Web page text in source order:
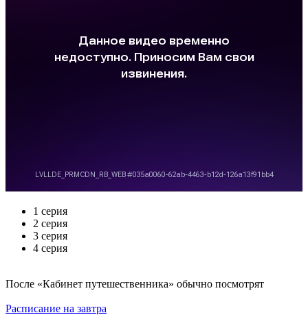
1 серия
2 серия
3 серия
4 серия
По­сле «Кабинет путешественника» обыч­но по­смот­рят
Расписание на завтра